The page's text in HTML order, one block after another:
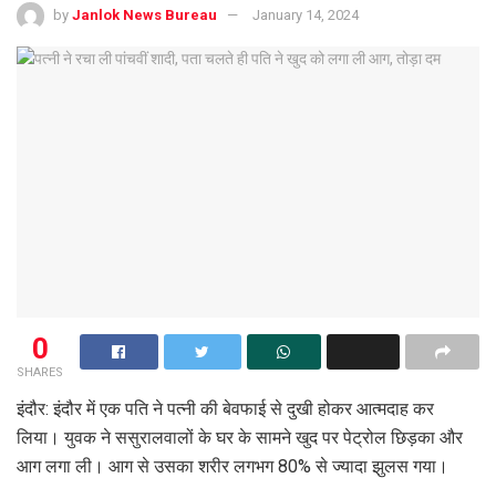
by Janlok News Bureau January 14, 2024
0
SHARES
इंदौर: इंदौर में एक पति ने पत्नी की बेवफाई से दुखी होकर आत्मदाह कर
लिया। युवक ने ससुरालवालों के घर के सामने खुद पर पेट्रोल छिड़का और
आग लगा ली। आग से उसका शरीर लगभग 80% से ज्यादा झुलस गया।